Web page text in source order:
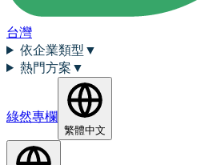
台灣
依企業類型 ▼
熱門方案 ▼
綠然專欄
繁體中文